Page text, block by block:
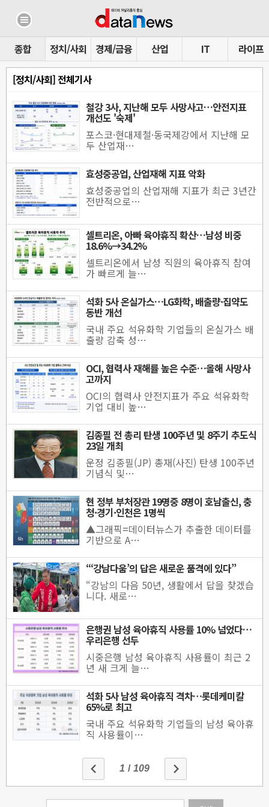
종합 정치/사회 경제/금융 산업 IT 라이프
[정치/사회] 전체기사
철강 3사, 지난해 모두 사망사고…안전지표
개선도 '숙제'
포스코·현대제철·동국제강에서 지난해 모
두 산업재…
효성중공업, 산업재해 지표 악화
효성중공업의 산업재해 지표가 최근 3년간
전반적으로…
셀트리온, 아빠 육아휴직 확산…남성 비중
18.6%→34.2%
셀트리온에서 남성 직원의 육아휴직 참여
가 빠르게 늘…
석화 5사 온실가스…LG화학, 배출량·집약도
동반 개선
국내 주요 석유화학 기업들의 온실가스 배
출량 감축 성…
OCI, 협력사 재해률 높은 수준…올해 사망사
고까지
OCI의 협력사 안전지표가 주요 석유화학
기업 대비 높…
김종필 전 총리 탄생 100주년 및 8주기 추도식
23일 개최
운정 김종필(JP) 총재(사진) 탄생 100주년
기념식 및…
현 정부 부처장관 19명중 8명이 호남출신, 충
청·경기·인천은 1명씩
▲그래픽=데이터뉴스가 추출한 데이터를
기반으로 A…
“‘강남다움’의 답은 새로운 품격에 있다”
“강남의 다음 50년, 생활에서 답을 찾겠습
니다. 새로…
은행권 남성 육아휴직 사용률 10% 넘었다…
우리은행 선두
시중은행 남성 육아휴직 사용률이 최근 2
년 새 크게 늘…
석화 5사 남성 육아휴직 격차…롯데케미칼
65%로 최고
국내 주요 석유화학 기업들의 남성 육아휴
직 사용률이…
1 / 109